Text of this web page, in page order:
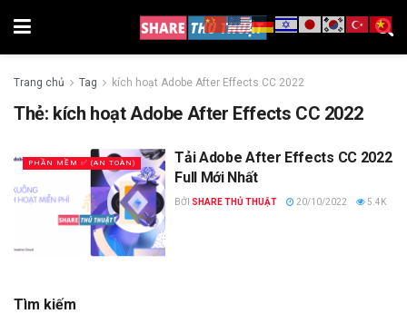
Trang chủ Tag kích hoạt Adobe After Effects CC 2022
Thẻ: kích hoạt Adobe After Effects CC 2022
PHẦN MỀM ✅ (AN TOÀN)
Tải Adobe After Effects CC 2022
Full Mới Nhất
BỞI SHARE THỦ THUẬT 20/10/2022 5.4K
Tìm kiếm